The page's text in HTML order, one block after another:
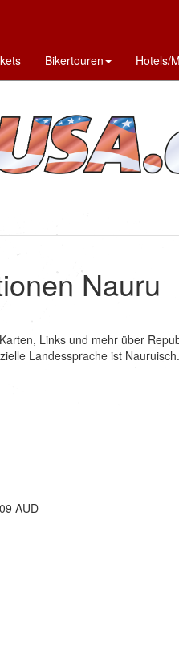
Bikertouren Hotels/
Nauru
Links und mehr über
Landessprache ist
AUD